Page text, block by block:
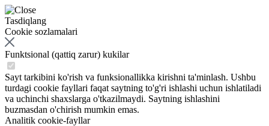
Tasdiqlang
Cookie sozlamalari
Funktsional (qattiq zarur) kukilar
Sayt tarkibini ko'rish va funksionallikka kirishni ta'minlash. Ushbu
turdagi cookie fayllari faqat saytning to'g'ri ishlashi uchun ishlatiladi
va uchinchi shaxslarga o'tkazilmaydi. Saytning ishlashini
buzmasdan o'chirish mumkin emas.
Analitik cookie-fayllar